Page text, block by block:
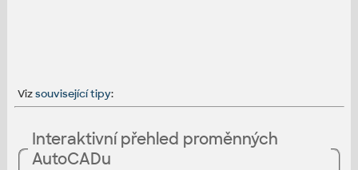
Vizsouvisející tipy:
Interaktivní přehled proměnných
AutoCADu